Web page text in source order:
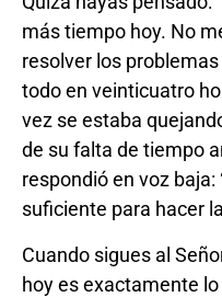
más tiempo hoy. No
resolver los
todo en veinticuatro
vez se estaba
de su falta de tiempo
respondió en voz
suficiente para hacer
Cuando sigues al
hoy es exactamente